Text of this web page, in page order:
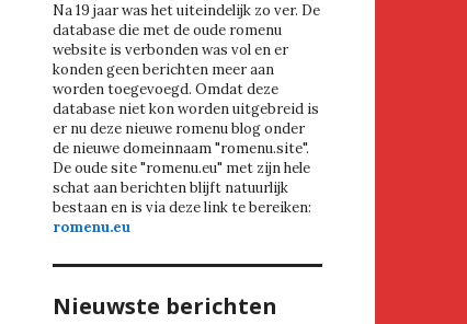
Na 19 jaar was het uiteindelijk zo ver. De
database die met de oude romenu
website is verbonden was vol en er
konden geen berichten meer aan
worden toegevoegd. Omdat deze
database niet kon worden uitgebreid is
er nu deze nieuwe romenu blog onder
de nieuwe domeinnaam "romenu.site".
De oude site "romenu.eu" met zijn hele
schat aan berichten blijft natuurlijk
bestaan en is via deze link te bereiken:
romenu.eu
Nieuwste berichten